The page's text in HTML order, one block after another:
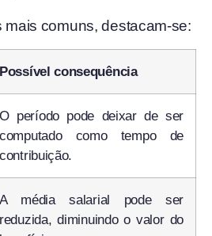
mais comuns, destacam-se:
Possível consequência
O período pode deixar de ser
computado como tempo de
contribuição.
A média salarial pode ser
reduzida, diminuindo o valor do